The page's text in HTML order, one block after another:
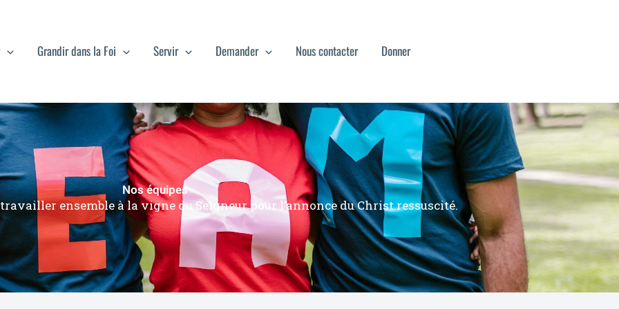
Grandir dans la Foi Servir Demander Nous contacter Donner
Nos équipes
ensemble à la vigne du Seigneur pour l’annonce du Christ ressuscité.